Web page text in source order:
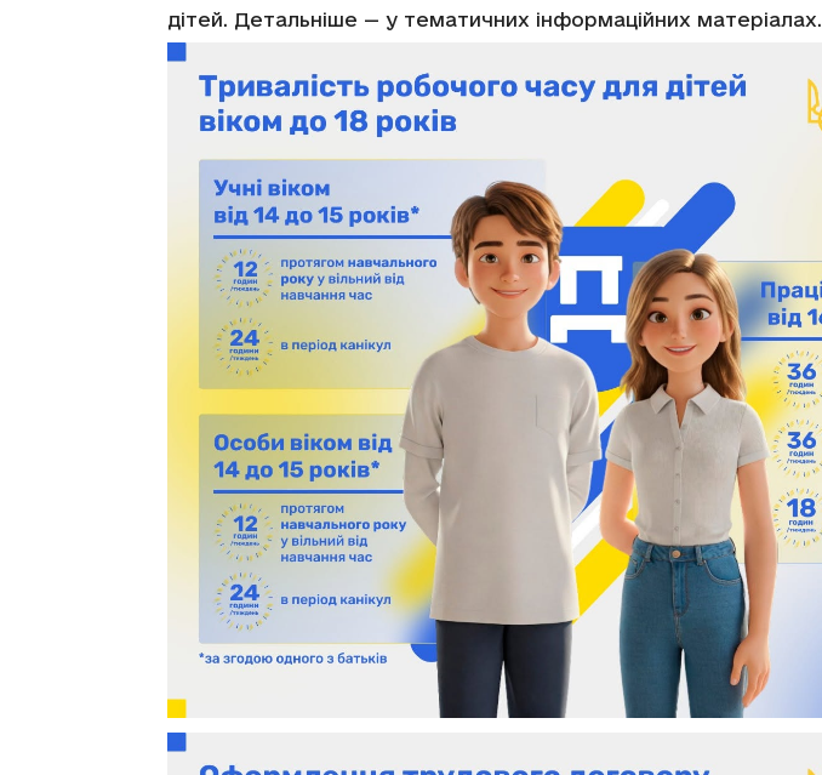
дітей. Детальніше — у тематичних інформаційних матеріалах.